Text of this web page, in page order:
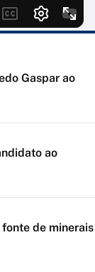
Gaspar ao
ao
de minerais